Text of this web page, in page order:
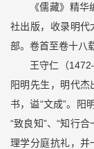
《儒藏》精
社出版，收录明代
部。卷首至卷十八
王守仁（
阳明先生，明代
书，谥“文成”。阳
“致良知”、“知行
理学分庭抗礼，并